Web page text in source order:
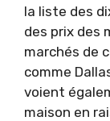
la liste des
des prix des
marchés de
comme
voient
maison en